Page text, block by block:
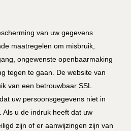
van uw gegevens
maatregelen om misbruik,
ongewenste openbaarmaking
tegen te gaan. De website van
van een betrouwbaar SSL
uw persoonsgegevens niet in
u de indruk heeft dat uw
zijn of er aanwijzingen zijn van